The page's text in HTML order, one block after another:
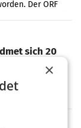
Der ORF
sich 20
begleitet
ab 9.05 Uhr
Die Sendung
„20 Jahre
×